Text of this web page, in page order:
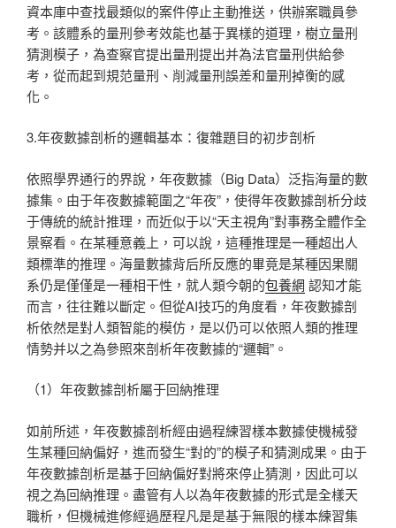
資本庫中查找最類似的案件停止主動推送，供辦案職員參
考。該體系的量刑參考效能也基于異樣的道理，樹立量刑
猜測模子，為查察官提出量刑提出并為法官量刑供給參
考，從而起到規范量刑、削減量刑誤差和量刑掉衡的感
化。
3.年夜數據剖析的邏輯基本：復雜題目的初步剖析
依照學界通行的界說，年夜數據（Big Data）泛指海量的數
據集。由于年夜數據範圍之“年夜”，使得年夜數據剖析分歧
于傳統的統計推理，而近似于以“天主視角”對事務全體作全
景察看。在某種意義上，可以說，這種推理是一種超出人
類標準的推理。海量數據背后所反應的畢竟是某種因果關
系仍是僅僅是一種相干性，就人類今朝的包養網 認知才能
而言，往往難以斷定。但從AI技巧的角度看，年夜數據剖
析依然是對人類智能的模仿，是以仍可以依照人類的推理
情勢并以之為參照來剖析年夜數據的“邏輯”。
（1）年夜數據剖析屬于回納推理
如前所述，年夜數據剖析經由過程練習樣本數據使機械發
生某種回納偏好，進而發生“對的”的模子和猜測成果。由于
年夜數據剖析是基于回納偏好對將來停止猜測，因此可以
視之為回納推理。盡管有人以為年夜數據的形式是全樣天
職析，但機械進修經過歷程凡是是基于無限的樣本練習集